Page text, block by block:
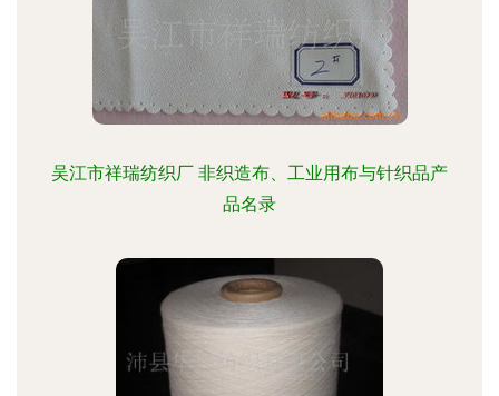
吴江市祥瑞纺织厂 非织造布、工业用布与针织品产
品名录